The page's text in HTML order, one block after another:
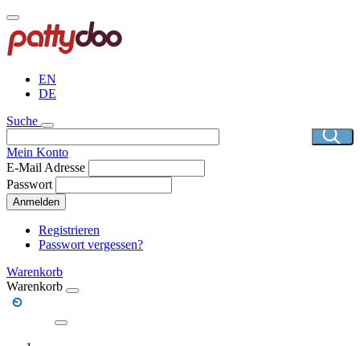
Direkt
zum
Inhalt
EN
DE
Suche
Mein Konto
E-Mail Adresse
Passwort
Anmelden
Registrieren
Passwort vergessen?
Warenkorb
Warenkorb